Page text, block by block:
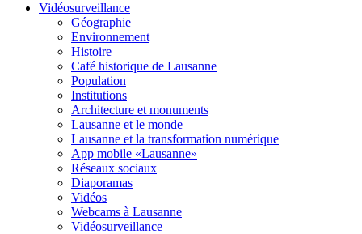
Vidéosurveillance
Géographie
Environnement
Histoire
Café historique de Lausanne
Population
Institutions
Architecture et monuments
Lausanne et le monde
Lausanne et la transformation numérique
App mobile «Lausanne»
Réseaux sociaux
Diaporamas
Vidéos
Webcams à Lausanne
Vidéosurveillance